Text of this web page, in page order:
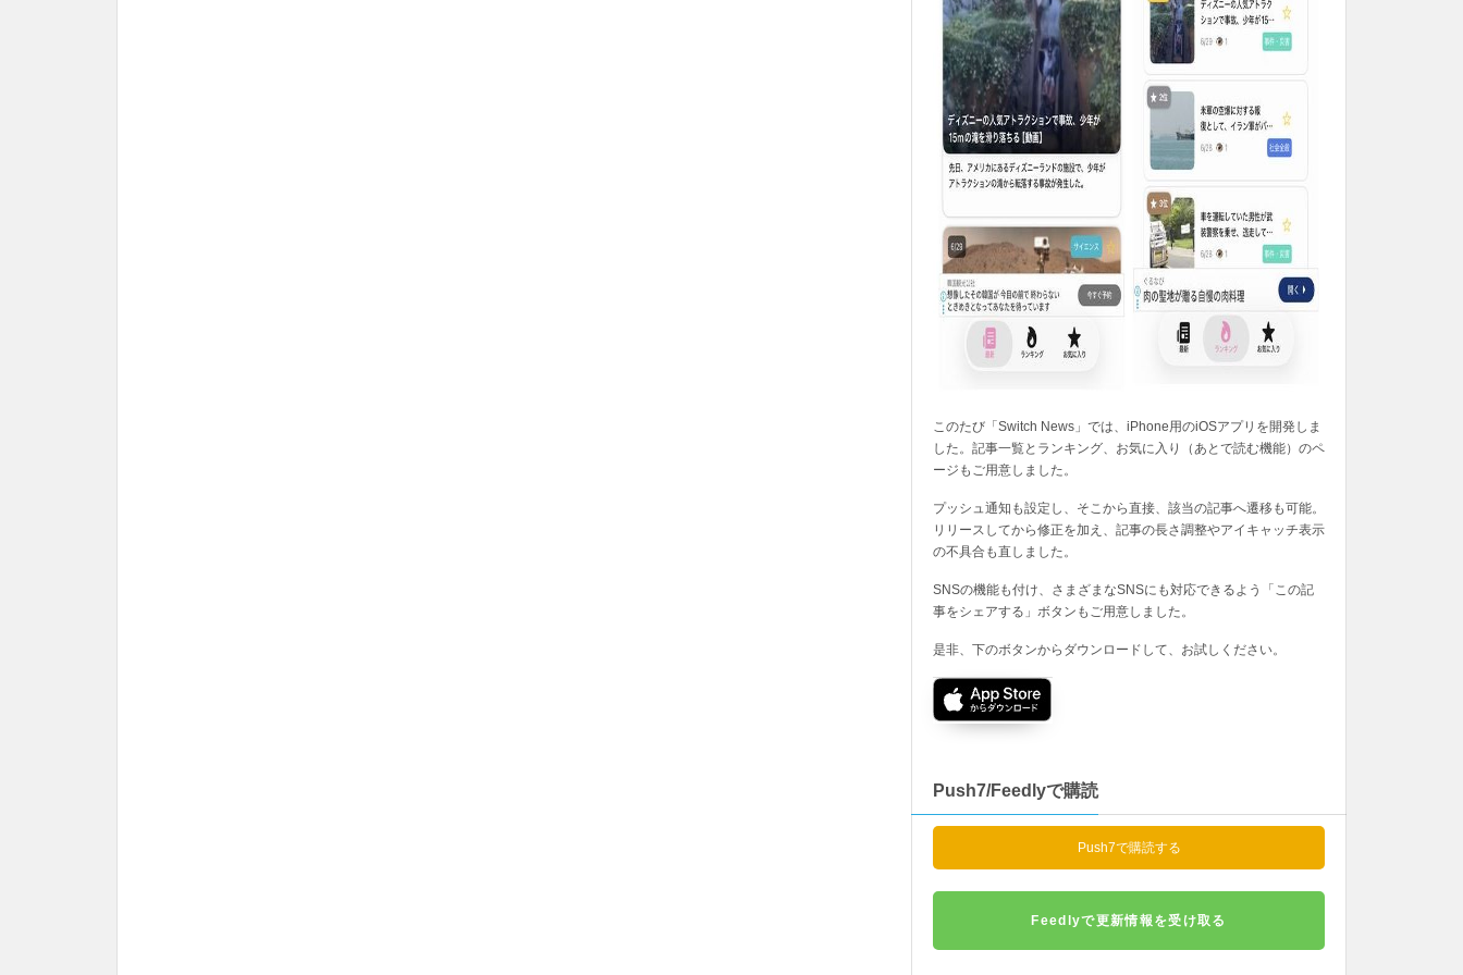
このたび「Switch News」では、iPhone用のiOSアプリを開発しま
した。記事一覧とランキング、お気に入り（あとで読む機能）のペ
ージもご用意しました。
プッシュ通知も設定し、そこから直接、該当の記事へ遷移も可能。
リリースしてから修正を加え、記事の長さ調整やアイキャッチ表示
の不具合も直しました。
SNSの機能も付け、さまざまなSNSにも対応できるよう「この記
事をシェアする」ボタンもご用意しました。
是非、下のボタンからダウンロードして、お試しください。
Push7/Feedlyで購読
Push7で購読する
Feedlyで更新情報を受け取る